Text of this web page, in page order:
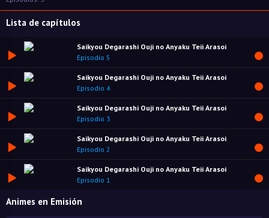
Lista de capítulos
Saikyou Degarashi Ouji no Anyaku Teii Arasoi
Episodio 5
Saikyou Degarashi Ouji no Anyaku Teii Arasoi
Episodio 4
Saikyou Degarashi Ouji no Anyaku Teii Arasoi
Episodio 3
Saikyou Degarashi Ouji no Anyaku Teii Arasoi
Episodio 2
Saikyou Degarashi Ouji no Anyaku Teii Arasoi
Episodio 1
Animes en Emisión